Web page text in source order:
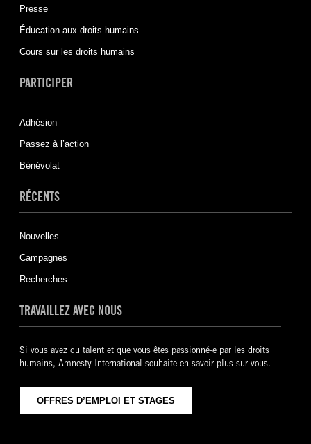
Presse
Éducation aux droits humains
Cours sur les droits humains
PARTICIPER
Adhésion
Passez à l’action
Bénévolat
RÉCENTS
Nouvelles
Campagnes
Recherches
TRAVAILLEZ AVEC NOUS
Si vous avez du talent et que vous êtes passionné-e par les droits
humains, Amnesty International souhaite en savoir plus sur vous.
OFFRES D’EMPLOI ET STAGES